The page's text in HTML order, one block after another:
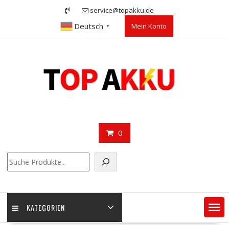
service@topakku.de
Deutsch ▼ Mein Konto
0
KATEGORIEN